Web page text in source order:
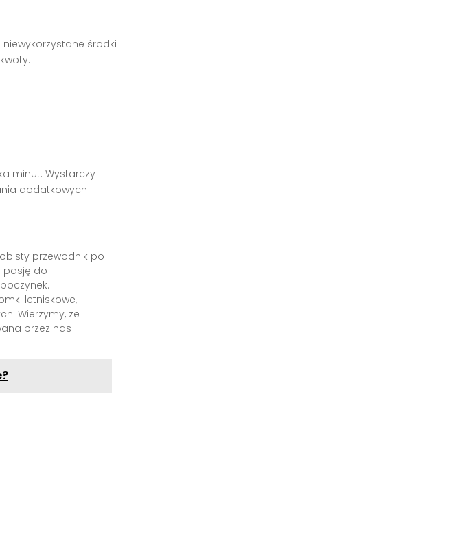
środki
minut. Wystarczy
dodatkowych
przewodnik po
pasję do
letniskowe,
Wierzymy, że
przez nas